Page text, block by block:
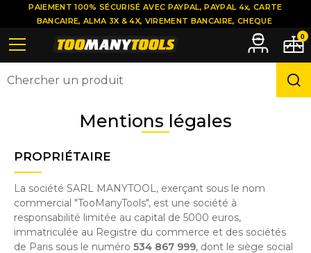
Mentions légales
PROPRIÉTAIRE
La société SARL MANYTOOL, exerçant sous le nom
commercial "TooManyTools", est une société à
responsabilité limitée au capital de 5000 euros,
immatriculée au Registre du commerce et des sociétés
de Paris sous le numéro 534 867 999, dont le siège social
PAIEMENT 100% SÉCURISÉ AVEC PAYPAL, PAYPAL 4x, CARTE
BANCAIRE, ALMA 3X & 4X, VIREMENT BANCAIRE, CHEQUE
0